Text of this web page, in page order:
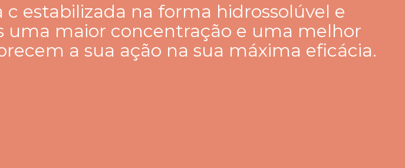
estabilizada na forma hidrossolúvel e
uma maior concentração e uma melhor
a sua ação na sua máxima eficácia.